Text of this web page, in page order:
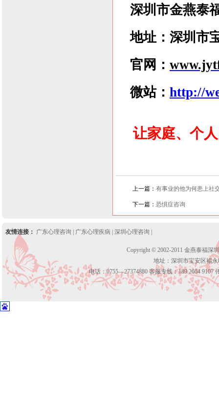
深圳市金燕泰
地址：深圳市
官网：
微站： http://
让家庭、个
上一篇： 有事业的他为何患上社
下一篇： 恐惧症咨询
友情连接： 广东心理咨询 广东心理疾病 深圳心理咨询
Copyright © 2002-2011 金燕泰福深
地址：深圳市宝安区福
电话：0755—27374880 客服专线：189 2604 9107